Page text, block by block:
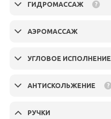
ГИДРОМАССАЖ ?
АЭРОМАССАЖ
УГЛОВОЕ ИСПОЛНЕНИЕ
АНТИСКОЛЬЖЕНИЕ ?
РУЧКИ